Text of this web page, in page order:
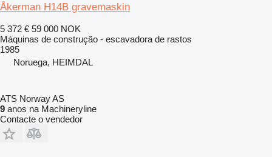
Åkerman H14B gravemaskin
5 372 € 59 000 NOK
Máquinas de construção - escavadora de rastos
1985
Noruega, HEIMDAL
ATS Norway AS
9 anos na Machineryline
Contacte o vendedor